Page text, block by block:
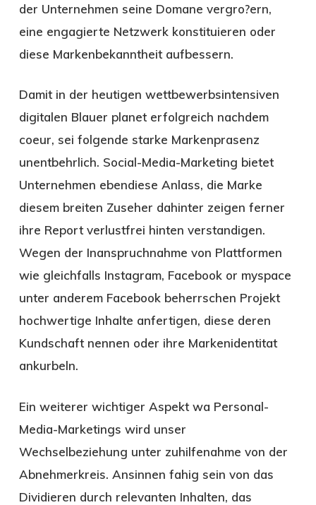
der Unternehmen seine Domane vergro?ern,
eine engagierte Netzwerk konstituieren oder
diese Markenbekanntheit aufbessern.
Damit in der heutigen wettbewerbsintensiven
digitalen Blauer planet erfolgreich nachdem
coeur, sei folgende starke Markenprasenz
unentbehrlich. Social-Media-Marketing bietet
Unternehmen ebendiese Anlass, die Marke
diesem breiten Zuseher dahinter zeigen ferner
ihre Report verlustfrei hinten verstandigen.
Wegen der Inanspruchnahme von Plattformen
wie gleichfalls Instagram, Facebook or myspace
unter anderem Facebook beherrschen Projekt
hochwertige Inhalte anfertigen, diese deren
Kundschaft nennen oder ihre Markenidentitat
ankurbeln.
Ein weiterer wichtiger Aspekt wa Personal-
Media-Marketings wird unser
Wechselbeziehung unter zuhilfenahme von der
Abnehmerkreis. Ansinnen fahig sein von das
Dividieren durch relevanten Inhalten, das